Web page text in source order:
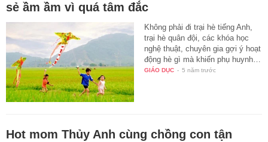
sẻ ầm ầm vì quá tâm đắc
Không phải đi trại hè tiếng Anh,
trại hè quân đội, các khóa học
nghệ thuật, chuyên gia gợi ý hoạt
động hè gì mà khiến phụ huynh…
GIÁO DỤC - 5 năm trước
Hot mom Thủy Anh cùng chồng con tận